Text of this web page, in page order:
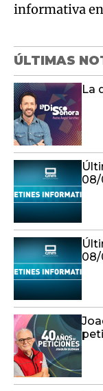
informativa
ÚLTIMAS
La